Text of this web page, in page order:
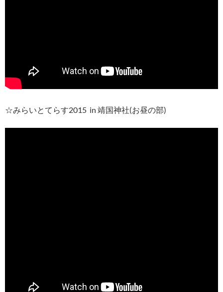
☆みらいとてらす2015 in 靖国神社(お昼の部)